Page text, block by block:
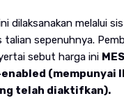
dilaksanakan melalui
talian sepenuhnya.
sebut harga ini
(mempunyai
telah diaktifkan).